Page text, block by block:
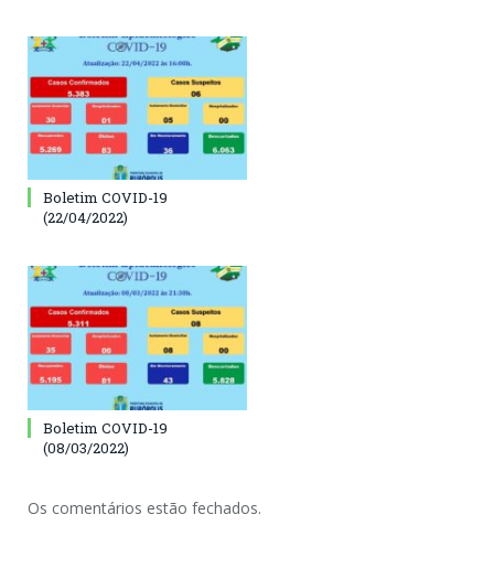
Boletim COVID-19
(22/04/2022)
Boletim COVID-19
(08/03/2022)
Os comentários estão fechados.